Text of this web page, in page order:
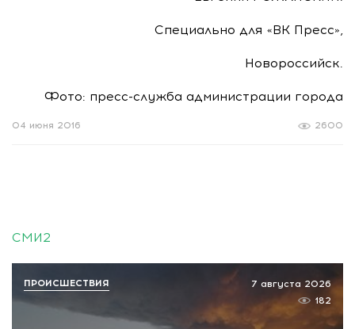
Специально для «ВК Пресс»,
Новороссийск.
Фото: пресс-служба администрации города
2600
04 июня 2016
СМИ2
7 августа 2026
182
ПРОИСШЕСТВИЯ